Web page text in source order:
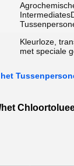
Kleurloze,
met speciale